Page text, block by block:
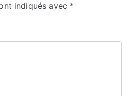
indiqués avec *